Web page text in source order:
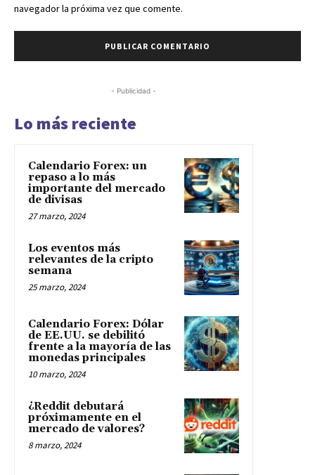
navegador la próxima vez que comente.
- Publicidad -
Lo más reciente
Calendario Forex: un
repaso a lo más
importante del mercado
de divisas
27 marzo, 2024
Los eventos más
relevantes de la cripto
semana
25 marzo, 2024
Calendario Forex: Dólar
de EE.UU. se debilitó
frente a la mayoría de las
monedas principales
10 marzo, 2024
¿Reddit debutará
próximamente en el
mercado de valores?
8 marzo, 2024